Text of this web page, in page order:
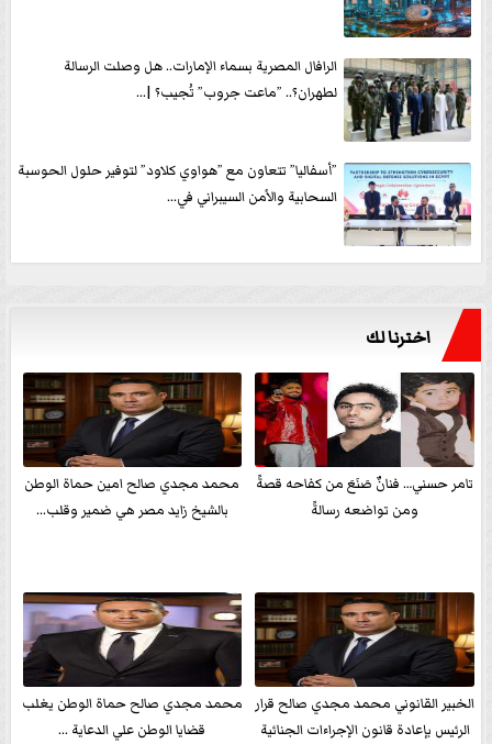
الرافال المصرية بسماء الإمارات.. هل وصلت الرسالة
لطهران؟.. ”ماعت جروب” تُجيب؟ |...
”أسفاليا” تتعاون مع ”هواوي كلاود” لتوفير حلول الحوسبة
السحابية والأمن السيبراني في...
اخترنا لك
تامر حسني… فنانٌ صَنَعَ من كفاحه قصةً
ومن تواضعه رسالةً
محمد مجدي صالح امين حماة الوطن
بالشيخ زايد مصر هي ضمير وقلب...
الخبير القانوني محمد مجدي صالح قرار
الرئيس بإعادة قانون الإجراءات الجنائية
محمد مجدي صالح حماة الوطن يغلب
قضايا الوطن علي الدعاية ...